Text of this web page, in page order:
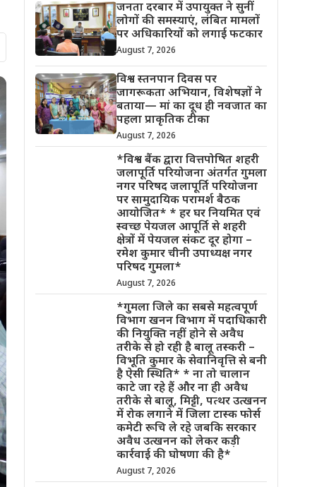
जनता दरबार में उपायुक्त ने सुनीं
लोगों की समस्याएं, लंबित मामलों
पर अधिकारियों को लगाई फटकार
August 7, 2026
विश्व स्तनपान दिवस पर
जागरूकता अभियान, विशेषज्ञों ने
बताया— मां का दूध ही नवजात का
पहला प्राकृतिक टीका
August 7, 2026
*विश्व बैंक द्वारा वित्तपोषित शहरी
जलापूर्ति परियोजना अंतर्गत गुमला
नगर परिषद जलापूर्ति परियोजना
पर सामुदायिक परामर्श बैठक
आयोजित* * हर घर नियमित एवं
स्वच्छ पेयजल आपूर्ति से शहरी
क्षेत्रों में पेयजल संकट दूर होगा –
रमेश कुमार चीनी उपाध्यक्ष नगर
परिषद गुमला*
August 7, 2026
*गुमला जिले का सबसे महत्वपूर्ण
विभाग खनन विभाग में पदाधिकारी
की नियुक्ति नहीं होने से अवैध
तरीके से हो रही है बालू तस्करी –
विभूति कुमार के सेवानिवृत्ति से बनी
है ऐसी स्थिति* * ना तो चालान
काटे जा रहे हैं और ना ही अवैध
तरीके से बालू, मिट्टी, पत्थर उत्खनन
में रोक लगाने में जिला टास्क फोर्स
कमेटी रूचि ले रहे जबकि सरकार
अवैध उत्खनन को लेकर कड़ी
कार्रवाई की घोषणा की है*
August 7, 2026